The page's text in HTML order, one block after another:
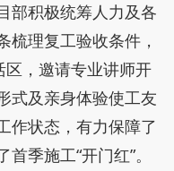
部积极统筹人力及各
梳理复工验收条件，
区，邀请专业讲师开
式及亲身体验使工友
作状态，有力保障了
季施工“开门红”。